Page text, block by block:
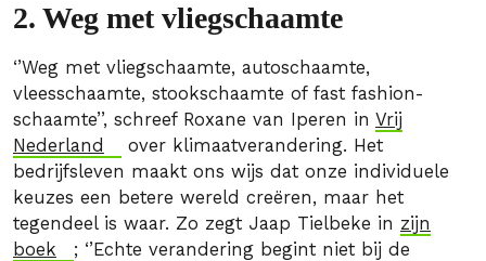
2. Weg met vliegschaamte
‘’Weg met vliegschaamte, autoschaamte,
vleesschaamte, stookschaamte of fast fashion-
schaamte’’, schreef Roxane van Iperen in Vrij
Nederland
over klimaatverandering. Het
bedrijfsleven maakt ons wijs dat onze individuele
keuzes een betere wereld creëren, maar het
tegendeel is waar. Zo zegt Jaap Tielbeke in zijn
boek
; ‘’Echte verandering begint niet bij de